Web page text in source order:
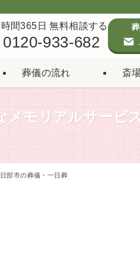
葬儀の流れ 斎
間365日 無料相談する
0120-933-682
モリアルサービ
部市の葬儀・一日葬